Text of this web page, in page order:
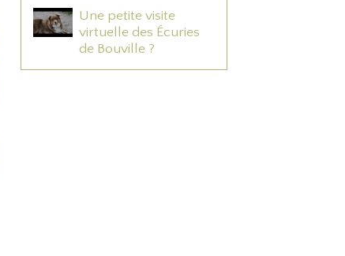
Une petite visite
virtuelle des Écuries
de Bouville ?